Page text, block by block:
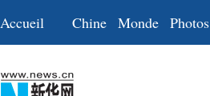
Accueil Chine Monde Photos